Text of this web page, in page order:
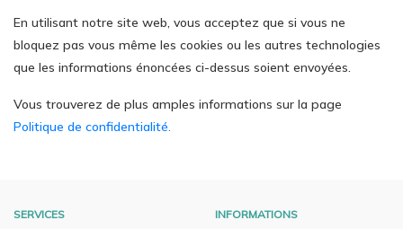
En utilisant notre site web, vous acceptez que si vous ne
bloquez pas vous même les cookies ou les autres technologies
que les informations énoncées ci-dessus soient envoyées.
Vous trouverez de plus amples informations sur la page
Politique de confidentialité.
SERVICES
INFORMATIONS